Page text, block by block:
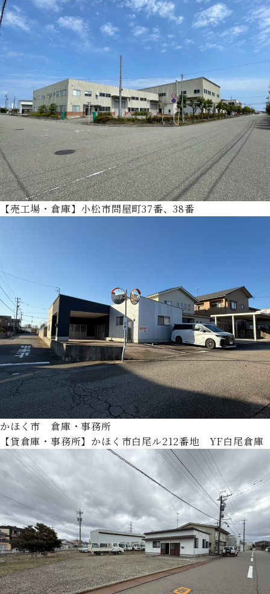
【売工場・倉庫】小松市問屋町37番、38番
かほく市 倉庫・事務所
【貸倉庫・事務所】かほく市白尾ル212番地 YF白尾倉庫